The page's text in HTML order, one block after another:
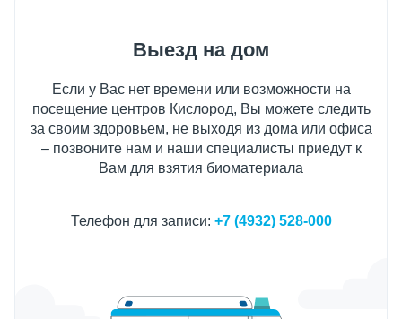
Выезд на дом
Если у Вас нет времени или возможности на
посещение центров Кислород, Вы можете следить
за своим здоровьем, не выходя из дома или офиса
– позвоните нам и наши специалисты приедут к
Вам для взятия биоматериала
Телефон для записи: +7 (4932) 528-000